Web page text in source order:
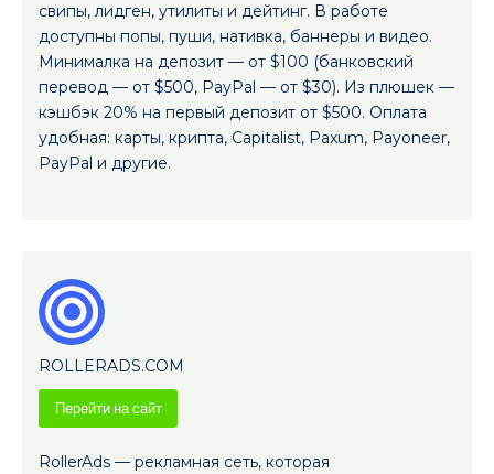
свипы, лидген, утилиты и дейтинг. В работе
доступны попы, пуши, нативка, баннеры и видео.
Минималка на депозит — от $100 (банковский
перевод — от $500, PayPal — от $30). Из плюшек —
кэшбэк 20% на первый депозит от $500. Оплата
удобная: карты, крипта, Capitalist, Paxum, Payoneer,
PayPal и другие.
ROLLERADS.COM
Перейти на сайт
RollerAds — рекламная сеть, которая